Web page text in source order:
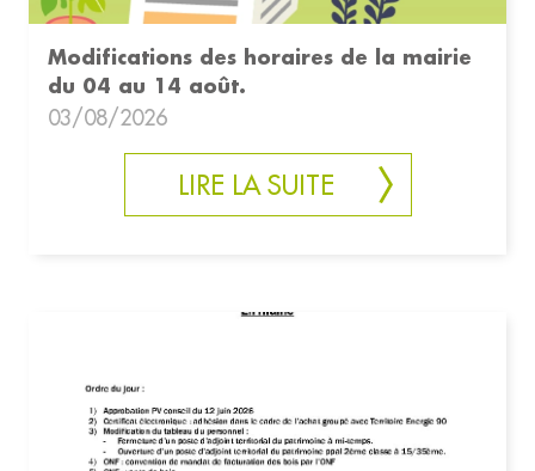
Modifications des horaires de la mairie
du 04 au 14 août.
03/08/2026
LIRE LA SUITE